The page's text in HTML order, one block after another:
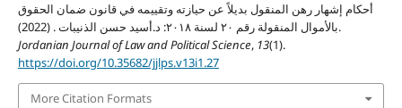
أحكام إشهار رهن المنقول بديلاً عن حيازته وتقييمه في قانون ضمان الحقوق
بالأموال المنقولة رقم ٢٠ لسنة ٢٠١٨: د.أسيد حسن الذنيبات . (2022).
Jordanian Journal of Law and Political Science, 13(1).
https://doi.org/10.35682/jjlps.v13i1.27
More Citation Formats